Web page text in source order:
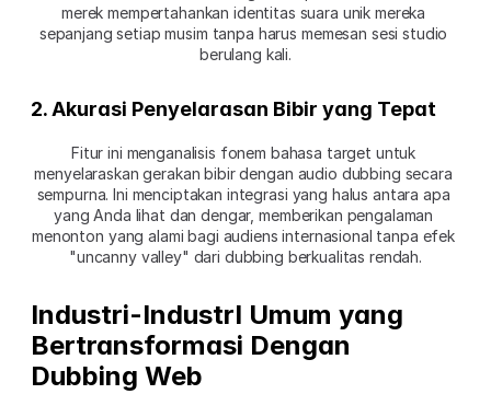
merek mempertahankan identitas suara unik mereka
sepanjang setiap musim tanpa harus memesan sesi studio
berulang kali.
2. Akurasi Penyelarasan Bibir yang Tepat
Fitur ini menganalisis fonem bahasa target untuk
menyelaraskan gerakan bibir dengan audio dubbing secara
sempurna. Ini menciptakan integrasi yang halus antara apa
yang Anda lihat dan dengar, memberikan pengalaman
menonton yang alami bagi audiens internasional tanpa efek
"uncanny valley" dari dubbing berkualitas rendah.
Industri-IndustrI Umum yang
Bertransformasi Dengan
Dubbing Web